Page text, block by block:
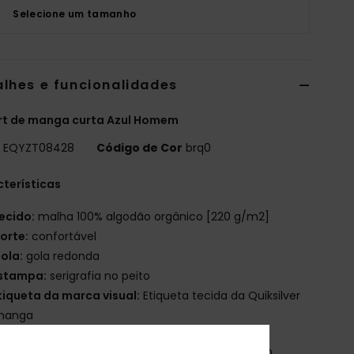
Selecione um tamanho
e funcionalidades
de manga curta Azul Homem
EQYZT08428 Código de Cor brq0
malha 100% algodão orgânico [220 g/m2]
confortável
gola redonda
serigrafia no peito
da marca visual: Etiqueta tecida da Quiksilver